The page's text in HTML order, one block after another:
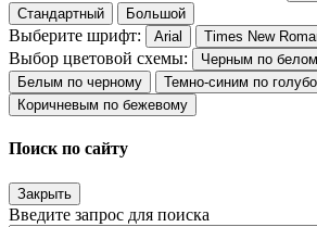
Стандартный
Большой
Выберите шрифт: Arial Times New
Выбор цветовой схемы:
Черным по
Белым по черному
Темно-синим по
Коричневым по бежевому
Поиск по сайту
Закрыть
Введите запрос для поиска